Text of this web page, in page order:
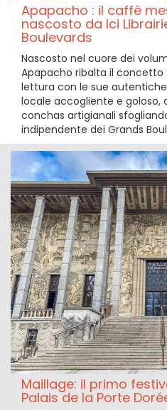
Apapacho : il caffè
nascosto da Ici
Boulevards
Nascosto nel cuore dei
Apapacho ribalta il
lettura con le sue
locale accogliente e goloso,
conchas artigianali
indipendente dei Grands
Maillage: il primo
Palais de la Porte